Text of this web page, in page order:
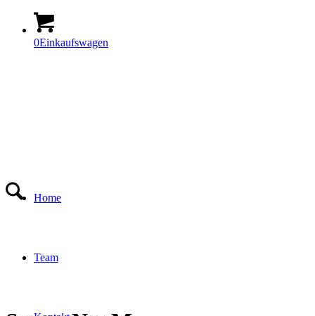
0Einkaufswagen
Home
Team